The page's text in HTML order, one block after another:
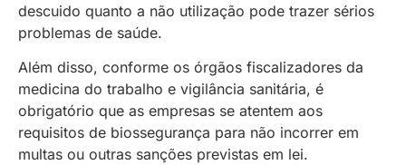
descuido quanto a não utilização pode trazer sérios
problemas de saúde.
Além disso, conforme os órgãos fiscalizadores da
medicina do trabalho e vigilância sanitária, é
obrigatório que as empresas se atentem aos
requisitos de biossegurança para não incorrer em
multas ou outras sanções previstas em lei.